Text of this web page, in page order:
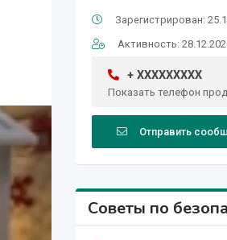
Зарегистрирован:
Активность:
+ XXXXXXXXX
Показать телефон
Отправить
Советы по